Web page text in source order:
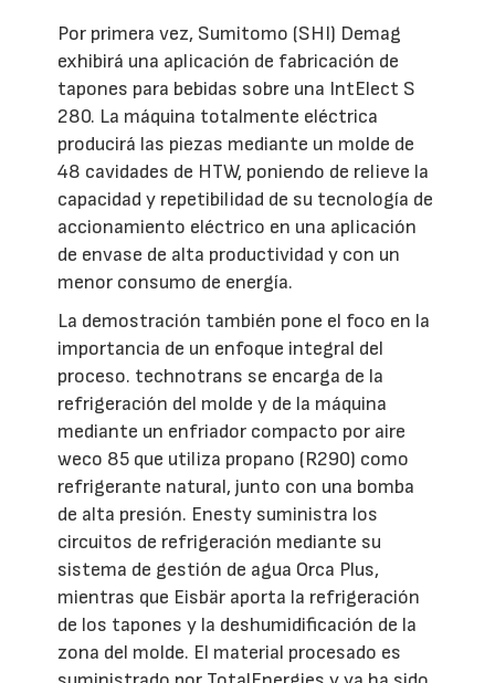
Por primera vez, Sumitomo (SHI) Demag
exhibirá una aplicación de fabricación de
tapones para bebidas sobre una IntElect S
280. La máquina totalmente eléctrica
producirá las piezas mediante un molde de
48 cavidades de HTW, poniendo de relieve la
capacidad y repetibilidad de su tecnología de
accionamiento eléctrico en una aplicación
de envase de alta productividad y con un
menor consumo de energía.
La demostración también pone el foco en la
importancia de un enfoque integral del
proceso. technotrans se encarga de la
refrigeración del molde y de la máquina
mediante un enfriador compacto por aire
weco 85 que utiliza propano (R290) como
refrigerante natural, junto con una bomba
de alta presión. Enesty suministra los
circuitos de refrigeración mediante su
sistema de gestión de agua Orca Plus,
mientras que Eisbär aporta la refrigeración
de los tapones y la deshumidificación de la
zona del molde. El material procesado es